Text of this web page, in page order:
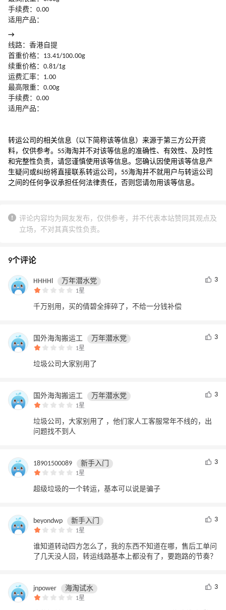
手续费：0.00
适用产品：
→
线路：香港自提
首重价格：13.41/100.00g
续重价格：0.81/1g
运费汇率：1.00
最高限重：0.00g
手续费：0.00
适用产品：
转运公司的相关信息（以下简称该等信息）来源于第三方公开资
料，仅供参考。55海淘并不对该等信息的准确性、有效性、及时性
和完整性负责，请您谨慎使用该等信息。您确认因使用该等信息产
生疑问或纠纷将直接联系转运公司，55海淘并不就用户与转运公司
之间的任何争议承担任何法律责任，否则您请勿用该等信息。
评论内容均为网友发布，仅供参考，并不代表本站赞同其观点及
立场，不对其真实性负责。
9个评论
HHHHl 万年潜水党
1星
3
千万别用，买的倩碧全摔碎了，不给一分钱补偿
国外海淘搬运工 万年潜水党
1星
3
垃圾公司大家别用了
国外海淘搬运工 万年潜水党
1星
3
垃圾公司，大家别用了 ，他们家人工客服常年不线的，出
问题找不到人
18901500089 新手入门
1星
3
超级垃圾的一个转运，基本可以说是骗子
beyondwp 新手入门
1星
3
谁知道转动四方怎么了，我的东西不知道在哪，售后工单问
了几天没人回，转运线路基本上都没有了，要跑路的节奏？
jnpower 海淘试水
1星
3